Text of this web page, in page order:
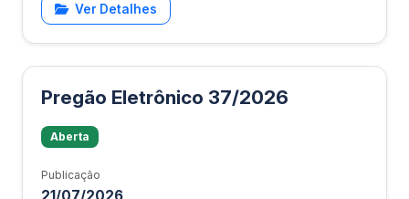
Ver Detalhes
Pregão Eletrônico 37/2026
Aberta
Publicação
21/07/2026